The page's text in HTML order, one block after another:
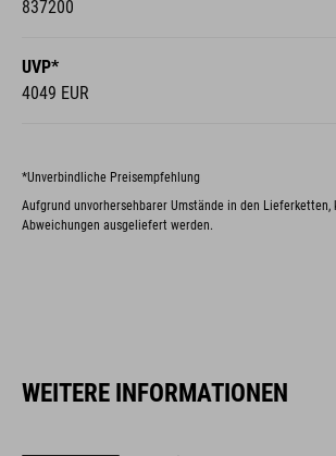
837200
UVP*
4049 EUR
*Unverbindliche Preisempfehlung
Aufgrund unvorhersehbarer Umstände in den Lieferketten,
Abweichungen ausgeliefert werden.
WEITERE INFORMATIONEN